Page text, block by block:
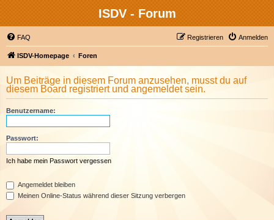
ISDV - Forum
FAQ Anmelden
Registrieren
ISDV-Homepage Foren
Um Beiträge in diesem Forum anzusehen, musst du auf
diesem Board registriert und angemeldet sein.
Benutzername:
Passwort:
Ich habe mein Passwort vergessen
Angemeldet bleiben
Meinen Online-Status während dieser Sitzung verbergen